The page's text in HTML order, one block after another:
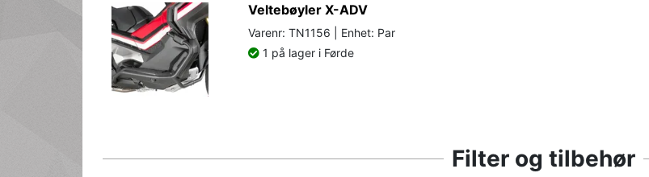
Veltebøyler X-ADV
Varenr: TN1156 | Enhet: Par
1 på lager i Førde
Filter og tilbehør